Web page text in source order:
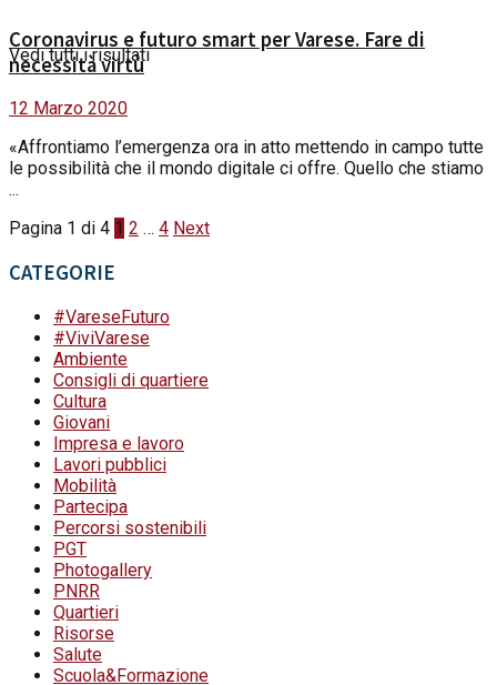
Vedi tutti i risultati
Coronavirus e futuro smart per Varese. Fare di
necessità virtù
12 Marzo 2020
«Affrontiamo l’emergenza ora in atto mettendo in campo tutte
le possibilità che il mondo digitale ci offre. Quello che stiamo
...
Pagina 1 di 4 1 2 … 4 Next
CATEGORIE
#VareseFuturo
#ViviVarese
Ambiente
Consigli di quartiere
Cultura
Giovani
Impresa e lavoro
Lavori pubblici
Mobilità
Partecipa
Percorsi sostenibili
PGT
Photogallery
PNRR
Quartieri
Risorse
Salute
Scuola&Formazione